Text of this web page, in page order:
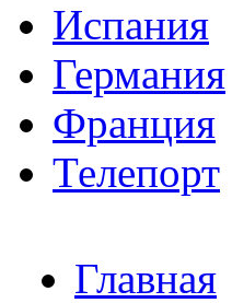
Испания
Германия
Франция
Телепорт
Главная